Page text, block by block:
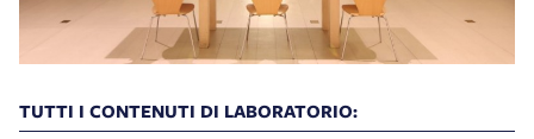
TUTTI I CONTENUTI DI LABORATORIO: